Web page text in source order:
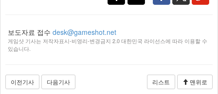
보도자료 접수 desk@gameshot.net
게임샷 기사는 저작자표시-비영리-변경금지 2.0 대한민국 라이선스에 따라 이용할 수
있습니다.
이전기사 다음기사 리스트 맨위로